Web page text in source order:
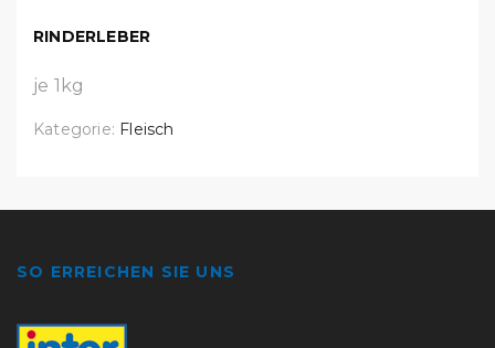
RINDERLEBER
je 1kg
Kategorie: Fleisch
SO ERREICHEN SIE UNS